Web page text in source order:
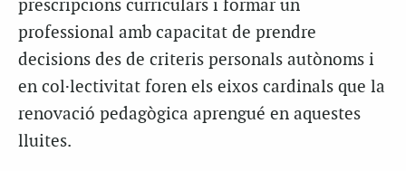
prescripcions curriculars i formar un
professional amb capacitat de prendre
decisions des de criteris personals autònoms i
en col·lectivitat foren els eixos cardinals que la
renovació pedagògica aprengué en aquestes
lluites.